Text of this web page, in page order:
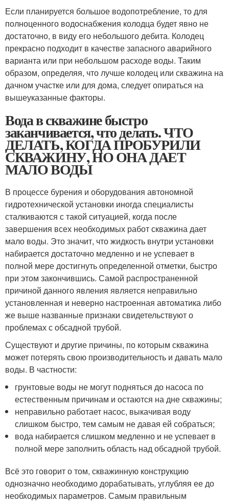
Если планируется большое водопотребление, то для
полноценного водоснабжения колодца будет явно не
достаточно, в виду его небольшого дебита. Колодец
прекрасно подходит в качестве запасного аварийного
варианта или при небольшом расходе воды. Таким
образом, определяя, что лучше колодец или скважина на
дачном участке или для дома, следует опираться на
вышеуказанные факторы.
Вода в скважине быстро
заканчивается, что делать. ЧТО
ДЕЛАТЬ, КОГДА ПРОБУРИЛИ
СКВАЖИНУ, НО ОНА ДАЕТ
МАЛО ВОДЫ
В процессе бурения и оборудования автономной
гидротехнической установки иногда специалисты
сталкиваются с такой ситуацией, когда после
завершения всех необходимых работ скважина дает
мало воды. Это значит, что жидкость внутри установки
набирается достаточно медленно и не успевает в
полной мере достигнуть определенной отметки, быстро
при этом закончившись. Самой распространенной
причиной данного явления является неправильно
установленная и неверно настроенная автоматика либо
же выше названные признаки свидетельствуют о
проблемах с обсадной трубой.
Существуют и другие причины, по которым скважина
может потерять свою производительность и давать мало
воды. В частности:
грунтовые воды не могут подняться до насоса по
естественным причинам и остаются на дне скважины;
неправильно работает насос, выкачивая воду
слишком быстро, тем самым не давая ей собраться;
вода набирается слишком медленно и не успевает в
полной мере заполнить область над обсадной трубой.
Всё это говорит о том, скважинную конструкцию
однозначно необходимо дорабатывать, углубляя ее до
необходимых параметров. Самым правильным